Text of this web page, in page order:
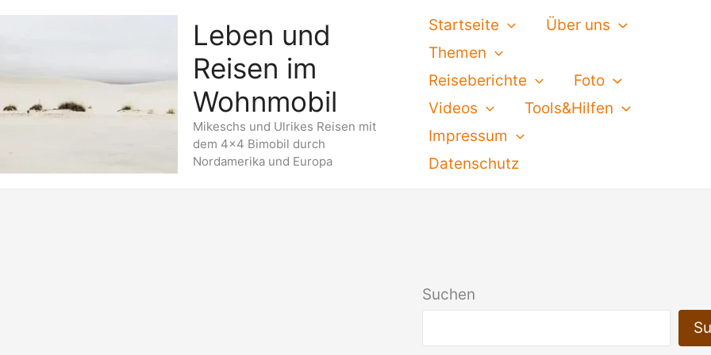
Leben und
Reisen im
Wohnmobil
Mikeschs und Ulrikes Reisen mit
dem 4x4 Bimobil durch
Nordamerika und Europa
Startseite
Über uns
Themen
Reiseberichte
Foto
Videos
Tools&Hilfen
Impressum
Datenschutz
Suchen